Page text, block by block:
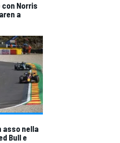
con Norris
a
asso nella
Bull e